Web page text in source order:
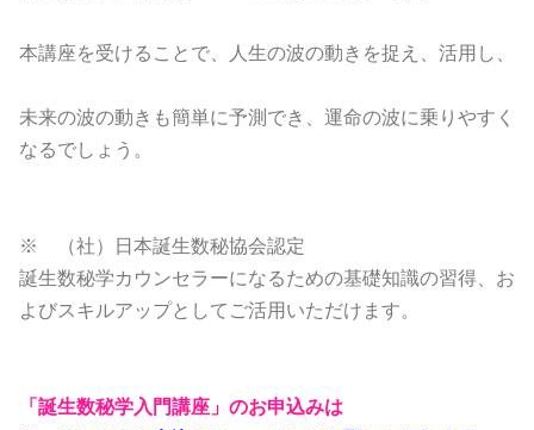
本講座を受けることで、人生の波の動きを捉え、活用し、
未来の波の動きも簡単に予測でき、運命の波に乗りやすく
なるでしょう。
※ （社）日本誕生数秘協会認定
誕生数秘学カウンセラーになるための基礎知識の習得、お
よびスキルアップとしてご活用いただけます。
「誕生数秘学入門講座」のお申込みは